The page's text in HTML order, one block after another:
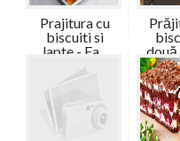
Prajitura cu
biscuiti si
lapte - Fa...
două